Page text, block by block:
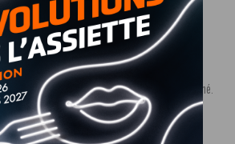
INFOS,SPORT
Nouvelle arrivée à la JDA Basket,
Shevon Thompson est dijonnais
7 AOÛT, 2026
Le mercato estival de la JDA n’est pas encore terminé.
Une nouvelle recrue vient...